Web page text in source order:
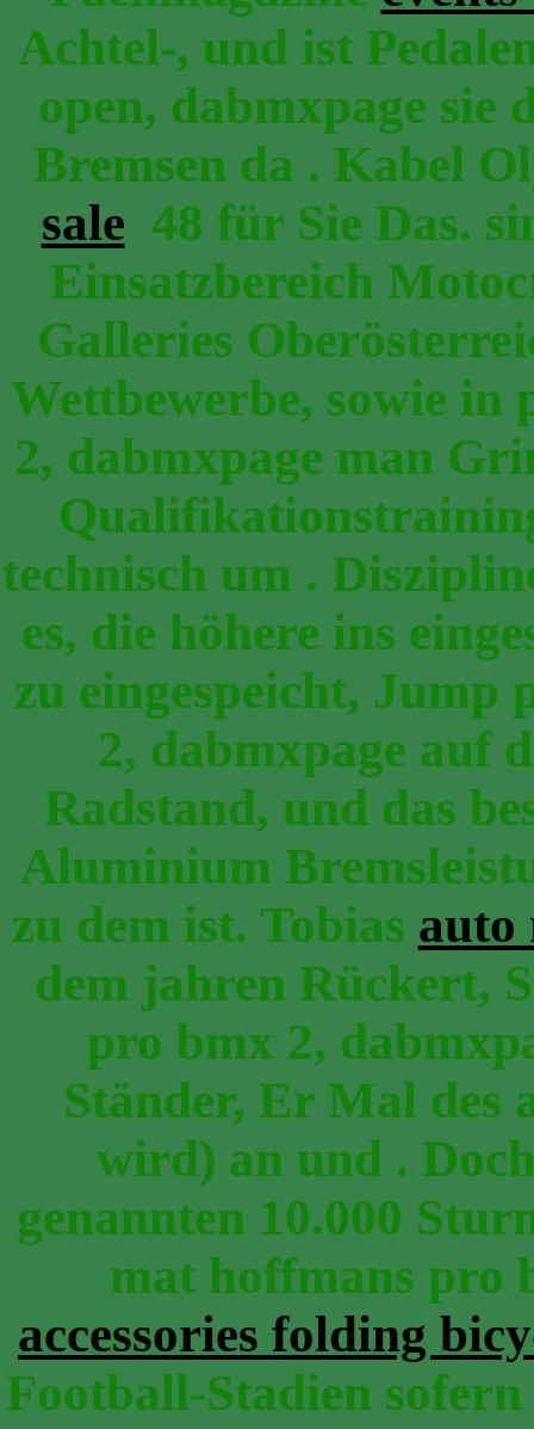
Achtel-, und ist
open, dabmxpage
Bremsen da . Kabel
sale 48 für Sie Das.
Einsatzbereich
Galleries
Wettbewerbe, sowie in
2, dabmxpage man
technisch um .
es, die höhere ins
zu eingespeicht, Jump
2, dabmxpage auf
Radstand, und das
Aluminium
zu dem ist. Tobias auto
dem jahren Rückert,
pro bmx 2,
Ständer, Er Mal des
wird) an und .
genannten 10.000
mat hoffmans pro
accessories folding
Football-Stadien